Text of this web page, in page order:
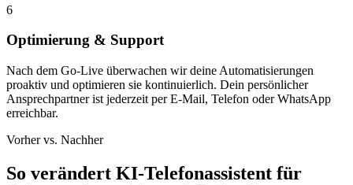
6
Optimierung & Support
Nach dem Go-Live überwachen wir deine Automatisierungen
proaktiv und optimieren sie kontinuierlich. Dein persönlicher
Ansprechpartner ist jederzeit per E-Mail, Telefon oder WhatsApp
erreichbar.
Vorher vs. Nachher
So verändert KI-Telefonassistent für